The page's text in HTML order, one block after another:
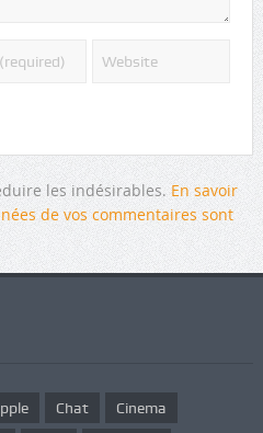
les indésirables. En savoir
de vos commentaires sont
Chat Cinema